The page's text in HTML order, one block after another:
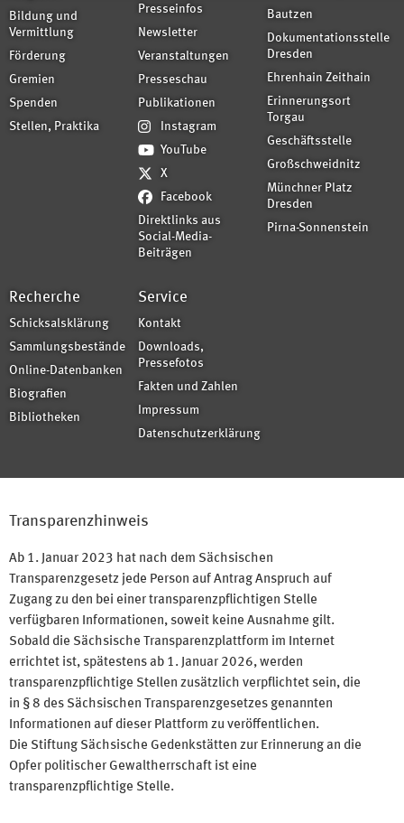
Bildung und
Vermittlung
Förderung
Gremien
Spenden
Stellen, Praktika
Presseinfos
Newsletter
Veranstaltungen
Presseschau
Publikationen
Instagram
YouTube
X
Facebook
Direktlinks aus
Social-Media-
Beiträgen
Bautzen
Dokumentationsstelle
Dresden
Ehrenhain Zeithain
Erinnerungsort
Torgau
Geschäftsstelle
Großschweidnitz
Münchner Platz
Dresden
Pirna-Sonnenstein
Recherche
Schicksalsklärung
Sammlungsbestände
Online-Datenbanken
Biografien
Bibliotheken
Service
Kontakt
Downloads,
Pressefotos
Fakten und Zahlen
Impressum
Datenschutzerklärung
Transparenzhinweis
Ab 1. Januar 2023 hat nach dem Sächsischen
Transparenzgesetz jede Person auf Antrag Anspruch auf
Zugang zu den bei einer transparenzpflichtigen Stelle
verfügbaren Informationen, soweit keine Ausnahme gilt.
Sobald die Sächsische Transparenzplattform im Internet
errichtet ist, spätestens ab 1. Januar 2026, werden
transparenzpflichtige Stellen zusätzlich verpflichtet sein, die
in § 8 des Sächsischen Transparenzgesetzes genannten
Informationen auf dieser Plattform zu veröffentlichen.
Die Stiftung Sächsische Gedenkstätten zur Erinnerung an die
Opfer politischer Gewaltherrschaft ist eine
transparenzpflichtige Stelle.